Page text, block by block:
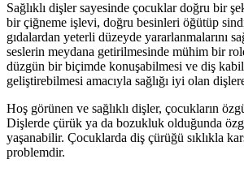
Sağlıklı dişler sayesinde çocuklar doğru bir
bir çiğneme işlevi, doğru besinleri öğütüp
gıdalardan yeterli düzeyde yararlanmalarını
seslerin meydana getirilmesinde mühim bir
düzgün bir biçimde konuşabilmesi ve diş
geliştirebilmesi amacıyla sağlığı iyi olan
Hoş görünen ve sağlıklı dişler, çocukların
Dişlerde çürük ya da bozukluk olduğunda
yaşanabilir. Çocuklarda diş çürüğü sıklıkla
problemdir.